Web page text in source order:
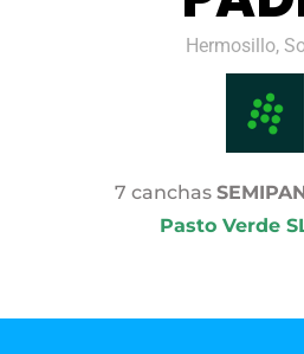
Hermosillo,
7 canchas
Pasto Verde